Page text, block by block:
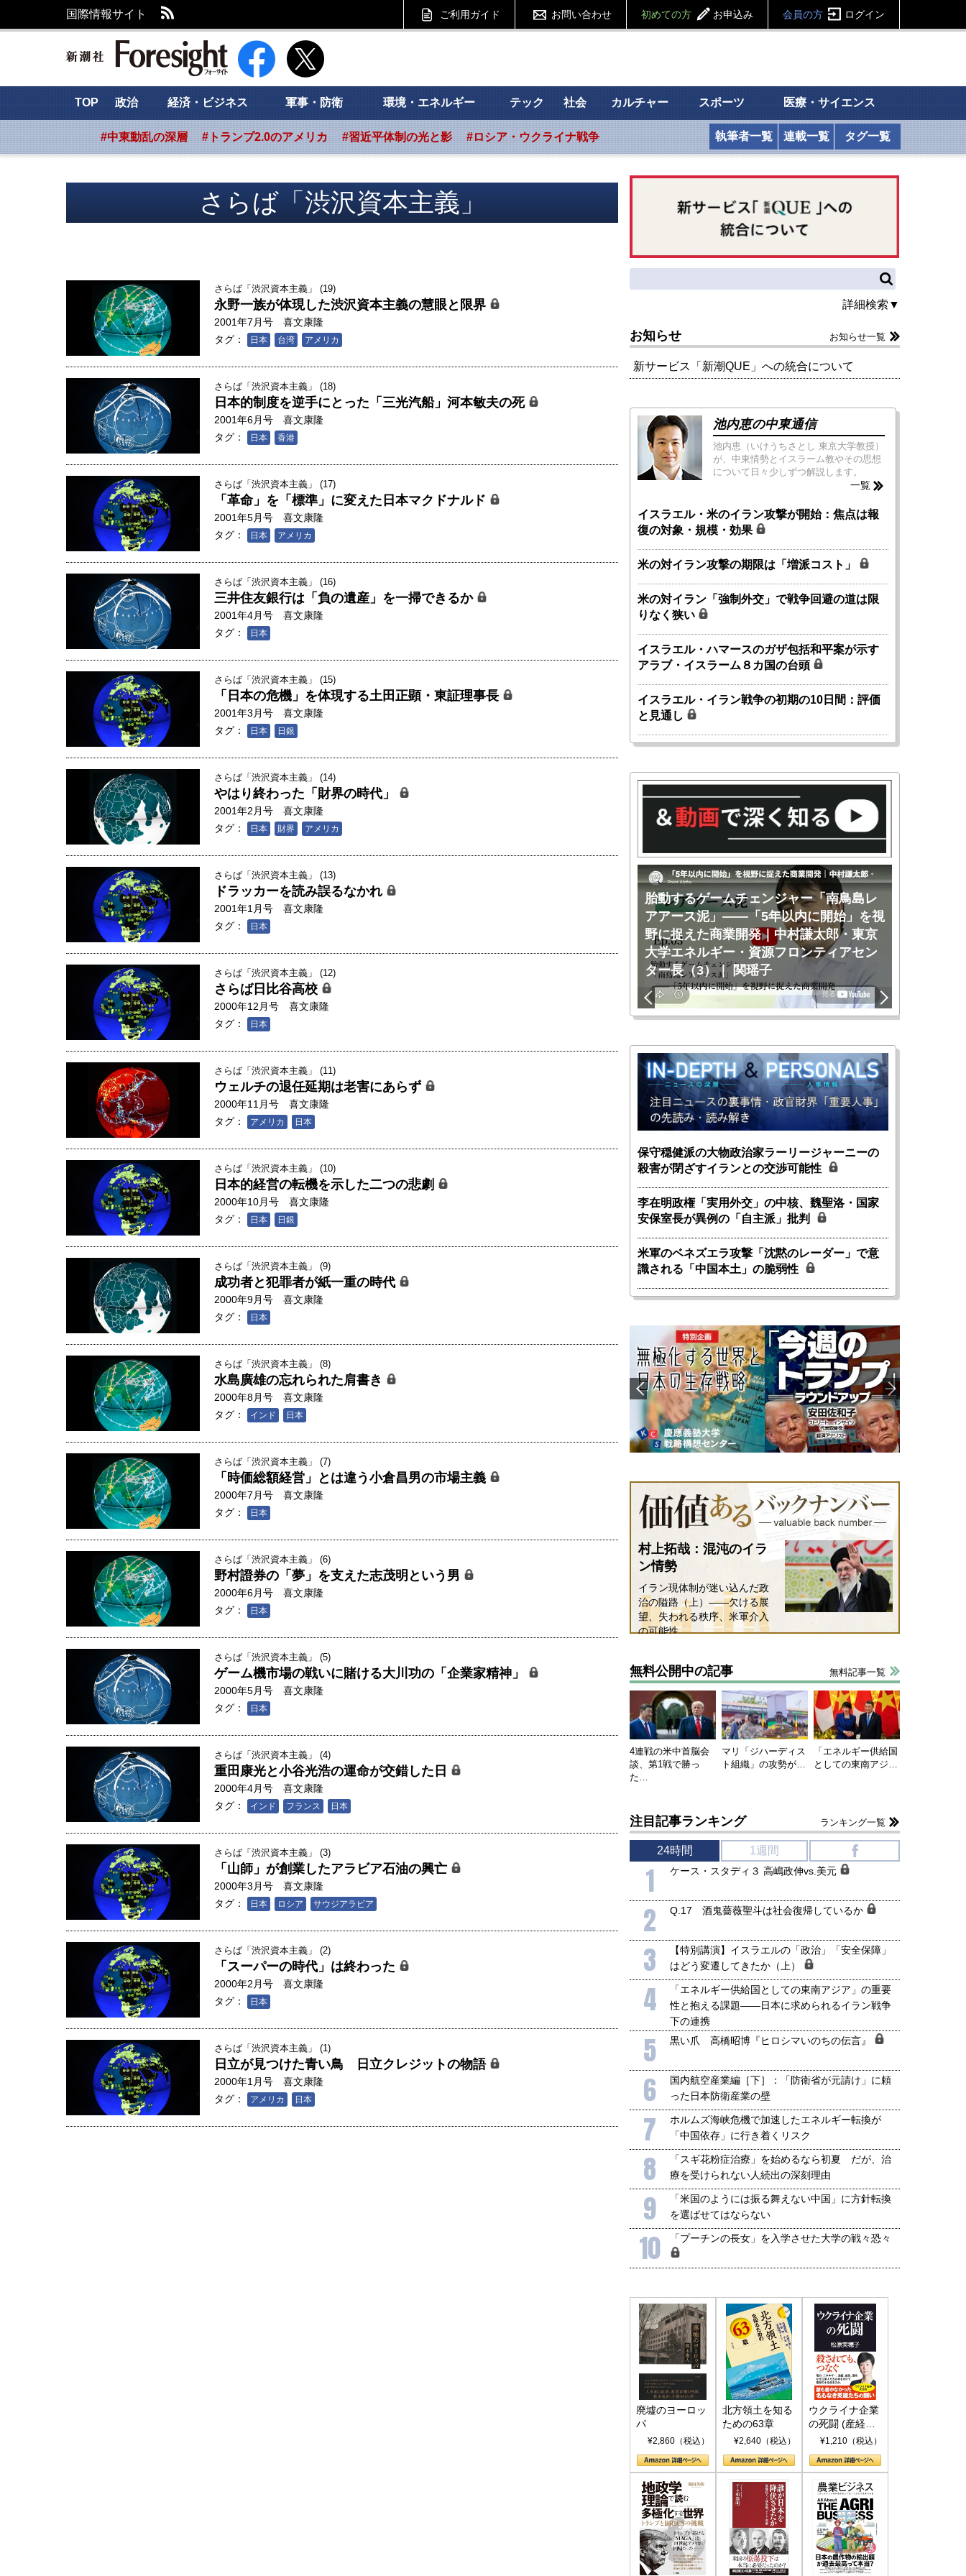
国際情報サイト ご利用ガイド お問い合わせ 初めての方 お申込み 会員の方 ログイン
新潮社 Foresight フォーサイト
TOP 政治 経済・ビジネス 軍事・防衛 環境・エネルギー テック 社会 カルチャー スポーツ 医療・サイエンス
#中東動乱の深層 #トランプ2.0のアメリカ #習近平体制の光と影 #ロシア・ウクライナ戦争 執筆者一覧 連載一覧 タグ一覧
さらば「渋沢資本主義」
さらば「渋沢資本主義」 (19)
永野一族が体現した渋沢資本主義の慧眼と限界
2001年7月号
喜文康隆
タグ：
日本 台湾 アメリカ
さらば「渋沢資本主義」 (18)
日本的制度を逆手にとった「三光汽船」河本敏夫の死
2001年6月号
喜文康隆
タグ：
日本 香港
さらば「渋沢資本主義」 (17)
「革命」を「標準」に変えた日本マクドナルド
2001年5月号
喜文康隆
タグ：
日本 アメリカ
さらば「渋沢資本主義」 (16)
三井住友銀行は「負の遺産」を一掃できるか
2001年4月号
喜文康隆
タグ：
日本
さらば「渋沢資本主義」 (15)
「日本の危機」を体現する土田正顕・東証理事長
2001年3月号
喜文康隆
タグ：
日本 日銀
さらば「渋沢資本主義」 (14)
やはり終わった「財界の時代」
2001年2月号
喜文康隆
タグ：
日本 財界 アメリカ
さらば「渋沢資本主義」 (13)
ドラッカーを読み誤るなかれ
2001年1月号
喜文康隆
タグ：
日本
さらば「渋沢資本主義」 (12)
さらば日比谷高校
2000年12月号
喜文康隆
タグ：
日本
さらば「渋沢資本主義」 (11)
ウェルチの退任延期は老害にあらず
2000年11月号
喜文康隆
タグ：
アメリカ 日本
さらば「渋沢資本主義」 (10)
日本的経営の転機を示した二つの悲劇
2000年10月号
喜文康隆
タグ：
日本 日銀
さらば「渋沢資本主義」 (9)
成功者と犯罪者が紙一重の時代
2000年9月号
喜文康隆
タグ：
日本
さらば「渋沢資本主義」 (8)
水島廣雄の忘れられた肩書き
2000年8月号
喜文康隆
タグ：
インド 日本
さらば「渋沢資本主義」 (7)
「時価総額経営」とは違う小倉昌男の市場主義
2000年7月号
喜文康隆
タグ：
日本
さらば「渋沢資本主義」 (6)
野村證券の「夢」を支えた志茂明という男
2000年6月号
喜文康隆
タグ：
日本
さらば「渋沢資本主義」 (5)
ゲーム機市場の戦いに賭ける大川功の「企業家精神」
2000年5月号
喜文康隆
タグ：
日本
さらば「渋沢資本主義」 (4)
重田康光と小谷光浩の運命が交錯した日
2000年4月号
喜文康隆
タグ：
インド フランス 日本
さらば「渋沢資本主義」 (3)
「山師」が創業したアラビア石油の興亡
2000年3月号
喜文康隆
タグ：
日本 ロシア サウジアラビア
さらば「渋沢資本主義」 (2)
「スーパーの時代」は終わった
2000年2月号
喜文康隆
タグ：
日本
さらば「渋沢資本主義」 (1)
日立が見つけた青い鳥 日立クレジットの物語
2000年1月号
喜文康隆
タグ：
アメリカ 日本
詳細検索▼
お知らせ お知らせ一覧
新サービス「新潮QUE」への統合について
池内恵の中東通信
池内恵（いけうちさとし 東京大学教授）
が、中東情勢とイスラーム教やその思想
について日々少しずつ解説します。
一覧
イスラエル・米のイラン攻撃が開始：焦点は報
復の対象・規模・効果
米の対イラン攻撃の期限は「増派コスト」
米の対イラン「強制外交」で戦争回避の道は限
りなく狭い
イスラエル・ハマースのガザ包括和平案が示す
アラブ・イスラーム８カ国の台頭
イスラエル・イラン戦争の初期の10日間：評価
と見通し
人は「地上の太陽」を手にするか 核融
合発電の現在地――実現・普及後の「世
界像」｜江尻晶・東京大学大学院新領域
創成科学研究科教授（4）｜ 関瑶子
胎動するゲームチェンジャー「南鳥島レ
学エネルギー・資源フロンティアセンタ
胎動するゲームチェンジャー「南鳥島レ
アアース泥」――「5年以内に開始」を視
野に捉えた商業開発｜中村謙太郎・東京
大学エネルギー・資源フロンティアセン
ター長（3）｜ 関瑶子
保守穏健派の大物政治家ラーリージャーニーの
殺害が閉ざすイランとの交渉可能性
李在明政権「実用外交」の中核、魏聖洛・国家
安保室長が異例の「自主派」批判
米軍のベネズエラ攻撃「沈黙のレーダー」で意
識される「中国本土」の脆弱性
村上拓哉：混沌のイラ
ン情勢
イラン現体制が迷い込んだ政
治の隘路（上）――欠ける展
望、失われる秩序、米軍介入
の可能性
無料公開中の記事 無料記事一覧
4連戦の米中首脳会
談、第1戦で勝っ
た…
マリ「ジハーディス
ト組織」の攻勢が…
「エネルギー供給国
としての東南アジ…
注目記事ランキング ランキング一覧
24時間 1週間
1 ケース・スタディ３ 高嶋政伸vs.美元
2 Q.17 酒鬼薔薇聖斗は社会復帰しているか
3
【特別講演】イスラエルの「政治」「安全保障」
はどう変遷してきたか（上）
4
「エネルギー供給国としての東南アジア」の重要
性と抱える課題――日本に求められるイラン戦争
下の連携
5 黒い爪 高橋昭博『ヒロシマいのちの伝言』
6
国内航空産業編［下］：「防衛省が元請け」に頼
った日本防衛産業の壁
7
ホルムズ海峡危機で加速したエネルギー転換が
「中国依存」に行き着くリスク
8
「スギ花粉症治療」を始めるなら初夏 だが、治
療を受けられない人続出の深刻理由
9
「米国のようには振る舞えない中国」に方針転換
を選ばせてはならない
10 「プーチンの長女」を入学させた大学の戦々恐々
廃墟のヨーロッ
パ
¥2,860（税込）
北方領土を知る
ための63章
¥2,640（税込）
ウクライナ企業
の死闘 (産経セ
レクト S 039)
¥1,210（税込）